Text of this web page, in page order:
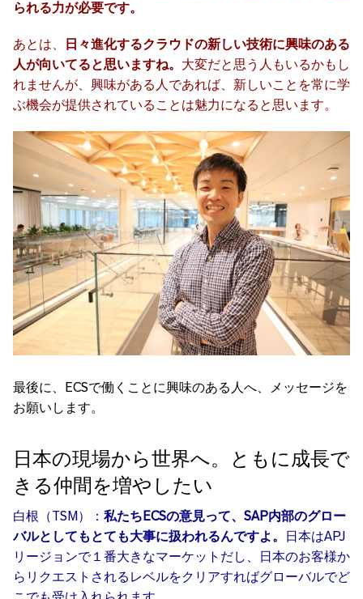
られる力が必要です。
あとは、
日々進化するクラウドの新しい技術に興味のある
人が向いてると思いますね。 大変だと思う人もいるかもし
れませんが、興味がある人であれば、新しいことを常に学
ぶ機会が提供されていることは魅力になると思います。
最後に、ECSで働くことに興味のある人へ、メッセージを
お願いします。
日本の現場から世界へ。ともに成長で
きる仲間を増やしたい
白根（TSM）： 私たちECSの意見って、SAP内部のグロー
バルとしてもとても大事に扱われるんですよ。
日本はAPJ
リージョンで１番大きなマーケットだし、日本のお客様か
らリクエストされるレベルをクリアすればグローバルでど